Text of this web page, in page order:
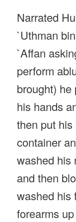
Narrated
`Uthman
`Affan
perform
brought) he
his hands
then put
container
washed his
and then
washed his
forearms